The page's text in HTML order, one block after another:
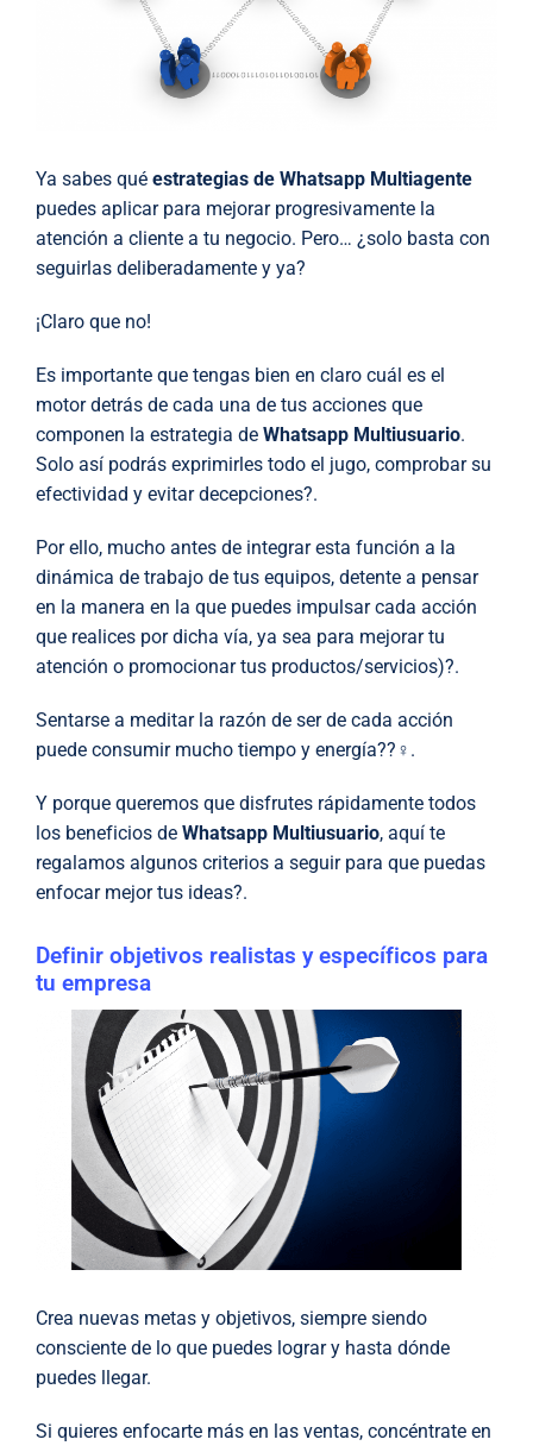
Ya sabes qué estrategias de Whatsapp Multiagente
puedes aplicar para mejorar progresivamente la
atención a cliente a tu negocio. Pero… ¿solo basta con
seguirlas deliberadamente y ya?
¡Claro que no!
Es importante que tengas bien en claro cuál es el
motor detrás de cada una de tus acciones que
componen la estrategia de Whatsapp Multiusuario.
Solo así podrás exprimirles todo el jugo, comprobar su
efectividad y evitar decepciones?.
Por ello, mucho antes de integrar esta función a la
dinámica de trabajo de tus equipos, detente a pensar
en la manera en la que puedes impulsar cada acción
que realices por dicha vía, ya sea para mejorar tu
atención o promocionar tus productos/servicios)?.
Sentarse a meditar la razón de ser de cada acción
puede consumir mucho tiempo y energía??‍♀️.
Y porque queremos que disfrutes rápidamente todos
los beneficios de Whatsapp Multiusuario, aquí te
regalamos algunos criterios a seguir para que puedas
enfocar mejor tus ideas?.
Definir objetivos realistas y específicos para
tu empresa
Crea nuevas metas y objetivos, siempre siendo
consciente de lo que puedes lograr y hasta dónde
puedes llegar.
Si quieres enfocarte más en las ventas, concéntrate en